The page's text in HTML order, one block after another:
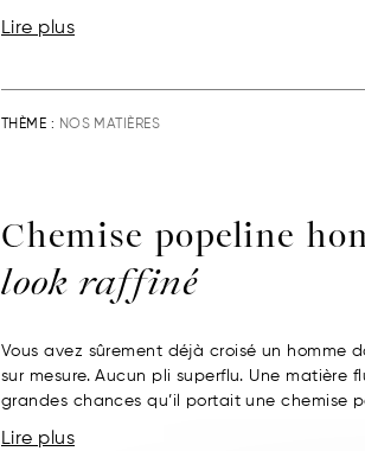
Lire plus
THÈME : NOS MATIÈRES
Chemise popeline
look raffiné
Vous avez sûrement déjà croisé un homme
sur mesure. Aucun pli superflu. Une matière
grandes chances qu’il portait une chemise
Lire plus